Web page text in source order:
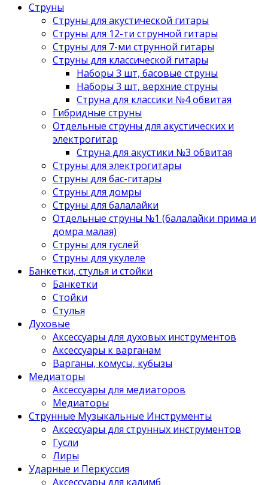
Струны
Струны для акустической гитары
Струны для 12-ти струнной гитары
Струны для 7-ми струнной гитары
Струны для классической гитары
Наборы 3 шт, басовые струны
Наборы 3 шт, верхние струны
Струна для классики №4 обвитая
Гибридные струны
Отдельные струны для акустических и
электрогитар
Струна для акустики №3 обвитая
Струны для электрогитары
Струны для бас-гитары
Струны для домры
Струны для балалайки
Отдельные струны №1 (балалайки прима и
домра малая)
Струны для гуслей
Струны для укулеле
Банкетки, стулья и стойки
Банкетки
Стойки
Стулья
Духовые
Аксессуары для духовых инструментов
Аксессуары к варганам
Варганы, комусы, кубызы
Медиаторы
Аксессуары для медиаторов
Медиаторы
Струнные Музыкальные Инструменты
Аксессуары для струнных инструментов
Гусли
Лиры
Ударные и Перкуссия
Аксессуары для калимб